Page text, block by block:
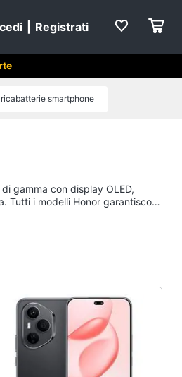
Registrati
smartphone
gamma con display OLED,
Tutti i modelli Honor garantiscono